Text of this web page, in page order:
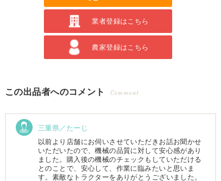
業者登録はこちら
農家登録はこちら
この出品者へのコメント Comment
三重県／たーじ
以前より店舗にお伺いさせていただきお話お聞かせ
いただいたので、機械の品質に対して安心感があり
ました。購入後の機械のチェックもしていただける
とのことで、安心して、作業に臨みたいと思いま
す。素敵なトラクターをありがとうございました。